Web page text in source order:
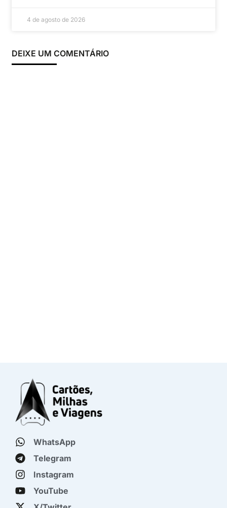
4 de agosto de 2026
DEIXE UM COMENTÁRIO
WhatsApp
Telegram
Instagram
YouTube